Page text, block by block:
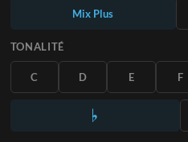
pour chaque partition et le
Mix Plus
TONALITÉ
C D E F